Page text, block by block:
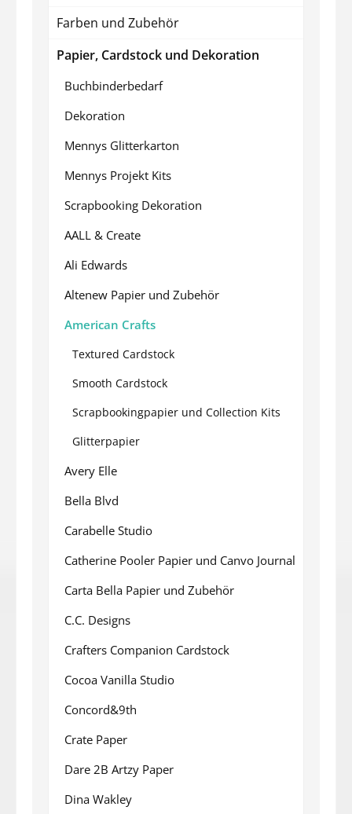
Farben und Zubehör
Papier, Cardstock und Dekoration
Buchbinderbedarf
Dekoration
Mennys Glitterkarton
Mennys Projekt Kits
Scrapbooking Dekoration
AALL & Create
Ali Edwards
Altenew Papier und Zubehör
American Crafts
Textured Cardstock
Smooth Cardstock
Scrapbookingpapier und Collection Kits
Glitterpapier
Avery Elle
Bella Blvd
Carabelle Studio
Catherine Pooler Papier und Canvo Journal
Carta Bella Papier und Zubehör
C.C. Designs
Crafters Companion Cardstock
Cocoa Vanilla Studio
Concord&9th
Crate Paper
Dare 2B Artzy Paper
Dina Wakley